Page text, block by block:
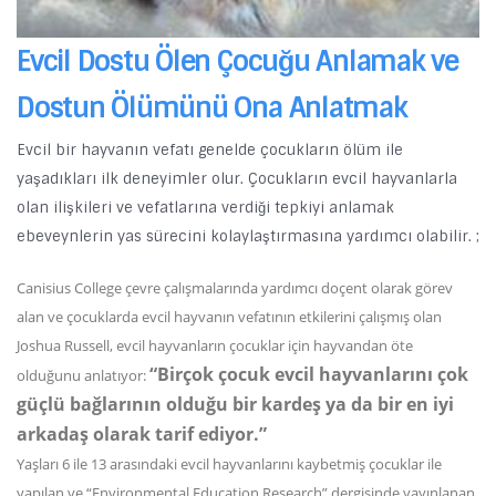
Evcil Dostu Ölen Çocuğu Anlamak ve
Dostun Ölümünü Ona Anlatmak
Evcil bir hayvanın vefatı genelde çocukların ölüm ile
yaşadıkları ilk deneyimler olur. Çocukların evcil hayvanlarla
olan ilişkileri ve vefatlarına verdiği tepkiyi anlamak
ebeveynlerin yas sürecini kolaylaştırmasına yardımcı olabilir. ;
Canisius College çevre çalışmalarında yardımcı doçent olarak görev
alan ve çocuklarda evcil hayvanın vefatının etkilerini çalışmış olan
Joshua Russell, evcil hayvanların çocuklar için hayvandan öte
olduğunu anlatıyor:“Birçok çocuk evcil hayvanlarını çok
güçlü bağlarının olduğu bir kardeş ya da bir en iyi
arkadaş olarak tarif ediyor.”
Yaşları 6 ile 13 arasındaki evcil hayvanlarını kaybetmiş çocuklar ile